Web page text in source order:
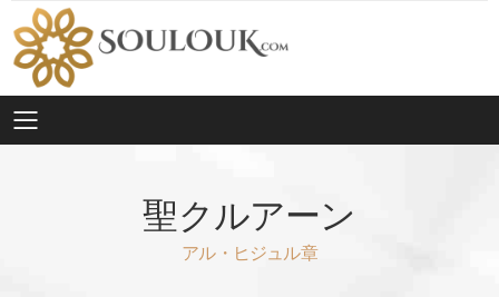
Toggle mobile menu
聖クルアーン
アル・ヒジュル章